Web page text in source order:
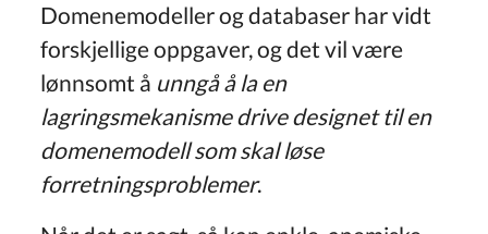
Domenemodeller og databaser har vidt
forskjellige oppgaver, og det vil være
lønnsomt å unngå å la en
lagringsmekanisme drive designet til en
domenemodell som skal løse
forretningsproblemer.